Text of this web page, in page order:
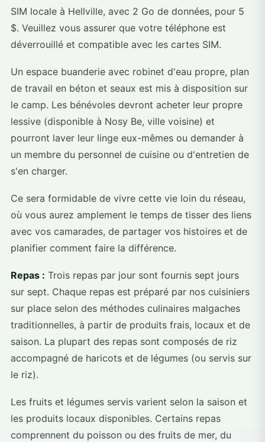
SIM locale à Hellville, avec 2 Go de données, pour 5
$. Veuillez vous assurer que votre téléphone est
déverrouillé et compatible avec les cartes SIM.
Un espace buanderie avec robinet d'eau propre, plan
de travail en béton et seaux est mis à disposition sur
le camp. Les bénévoles devront acheter leur propre
lessive (disponible à Nosy Be, ville voisine) et
pourront laver leur linge eux-mêmes ou demander à
un membre du personnel de cuisine ou d'entretien de
s'en charger.
Ce sera formidable de vivre cette vie loin du réseau,
où vous aurez amplement le temps de tisser des liens
avec vos camarades, de partager vos histoires et de
planifier comment faire la différence.
Repas : Trois repas par jour sont fournis sept jours
sur sept. Chaque repas est préparé par nos cuisiniers
sur place selon des méthodes culinaires malgaches
traditionnelles, à partir de produits frais, locaux et de
saison. La plupart des repas sont composés de riz
accompagné de haricots et de légumes (ou servis sur
le riz).
Les fruits et légumes servis varient selon la saison et
les produits locaux disponibles. Certains repas
comprennent du poisson ou des fruits de mer, du